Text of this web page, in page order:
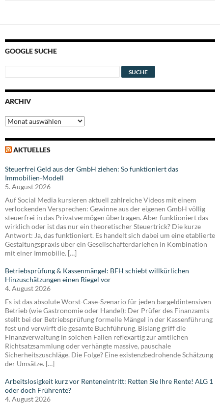
GOOGLE SUCHE
ARCHIV
Archiv
AKTUELLES
Steuerfrei Geld aus der GmbH ziehen: So funktioniert das
Immobilien-Modell
5. August 2026
Auf Social Media kursieren aktuell zahlreiche Videos mit einem
verlockenden Versprechen: Gewinne aus der eigenen GmbH völlig
steuerfrei in das Privatvermögen übertragen. Aber funktioniert das
wirklich oder ist das nur ein theoretischer Steuertrick? Die kurze
Antwort: Ja, das funktioniert. Es handelt sich dabei um eine etablierte
Gestaltungspraxis über ein Gesellschafterdarlehen in Kombination
mit einer Immobilie. […]
Betriebsprüfung & Kassenmängel: BFH schiebt willkürlichen
Hinzuschätzungen einen Riegel vor
4. August 2026
Es ist das absolute Worst-Case-Szenario für jeden bargeldintensiven
Betrieb (wie Gastronomie oder Handel): Der Prüfer des Finanzamts
stellt bei der Betriebsprüfung formelle Mängel in der Kassenführung
fest und verwirft die gesamte Buchführung. Bislang griff die
Finanzverwaltung in solchen Fällen reflexartig zur amtlichen
Richtsatzsammlung oder verhängte massive, pauschale
Sicherheitszuschläge. Die Folge? Eine existenzbedrohende Schätzung
der Umsätze. […]
Arbeitslosigkeit kurz vor Renteneintritt: Retten Sie Ihre Rente! ALG 1
oder doch Frührente?
4. August 2026